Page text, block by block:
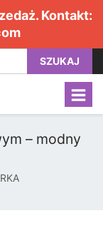
Kontakt:
SZUKAJ
– modny